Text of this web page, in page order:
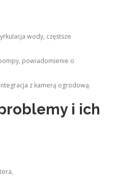
wody, częstsze
powiadomienie o
z kamerą ogrodową.
i ich